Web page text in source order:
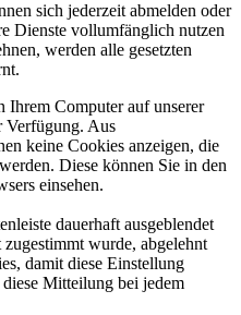
sich jederzeit abmelden oder
Dienste vollumfänglich nutzen
werden alle gesetzten
Ihrem Computer auf unserer
Verfügung. Aus
keine Cookies anzeigen, die
Diese können Sie in den
einsehen.
dauerhaft ausgeblendet
wurde, abgelehnt
damit diese Einstellung
Mitteilung bei jedem